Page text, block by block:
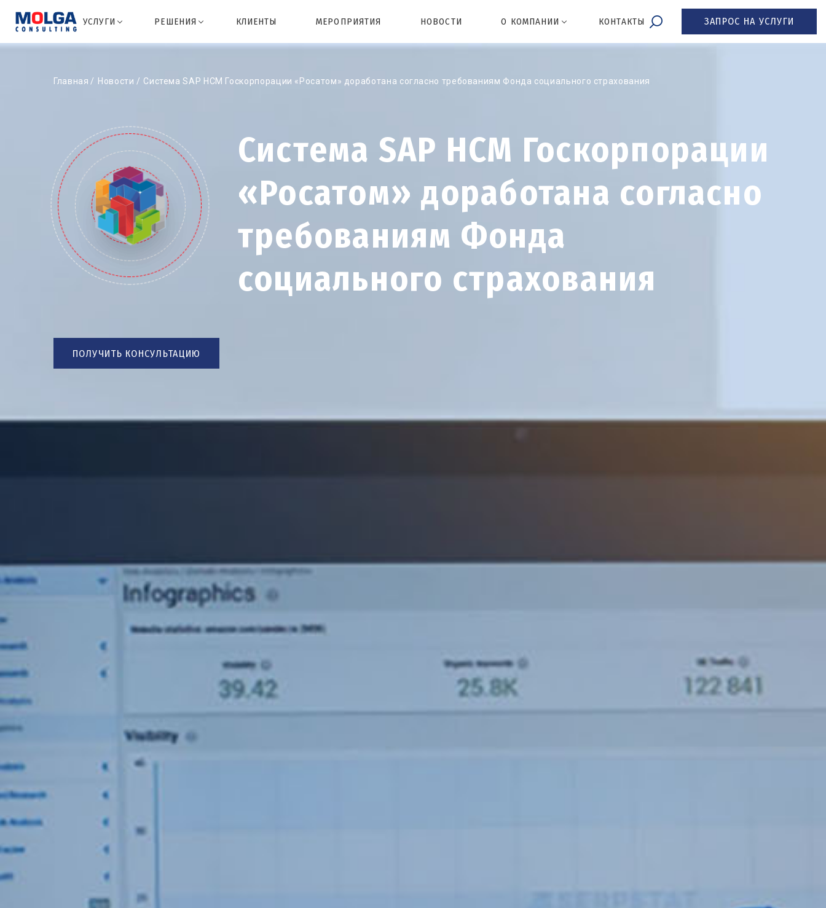
УСЛУГИ РЕШЕНИЯ КЛИЕНТЫ МЕРОПРИЯТИЯ НОВОСТИ О КОМПАНИИ КОНТАКТЫ ЗАПРОС НА УСЛУГИ
Главная Новости Система SAP HCM Госкорпорации «Росатом» доработана согласно требованиям Фонда социального страхования
Система SAP HCM Госкорпорации
«Росатом» доработана согласно
требованиям Фонда
социального страхования
ПОЛУЧИТЬ КОНСУЛЬТАЦИЮ